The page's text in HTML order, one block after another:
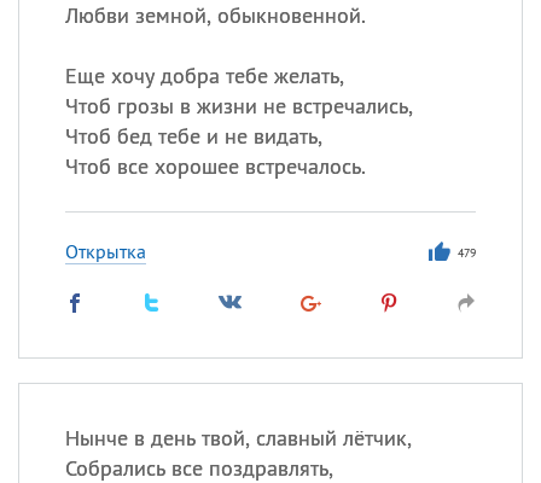
Любви земной, обыкновенной.
Еще хочу добра тебе желать,
Чтоб грозы в жизни не встречались,
Чтоб бед тебе и не видать,
Чтоб все хорошее встречалось.
Открытка 479
Нынче в день твой, славный лётчик,
Собрались все поздравлять,